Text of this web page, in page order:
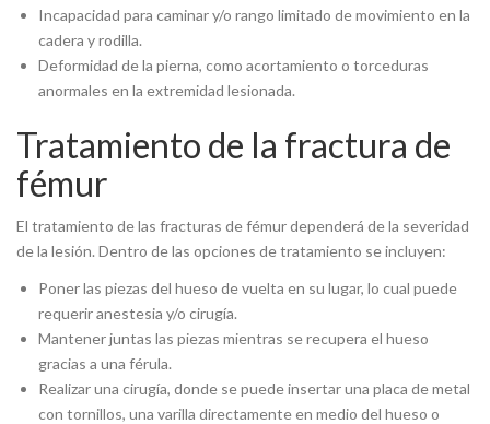
Incapacidad para caminar y/o rango limitado de movimiento en la
cadera y rodilla.
Deformidad de la pierna, como acortamiento o torceduras
anormales en la extremidad lesionada.
Tratamiento de la fractura de
fémur
El tratamiento de las fracturas de fémur dependerá de la severidad
de la lesión. Dentro de las opciones de tratamiento se incluyen:
Poner las piezas del hueso de vuelta en su lugar, lo cual puede
requerir anestesia y/o cirugía.
Mantener juntas las piezas mientras se recupera el hueso
gracias a una férula.
Realizar una cirugía, donde se puede insertar una placa de metal
con tornillos, una varilla directamente en medio del hueso o